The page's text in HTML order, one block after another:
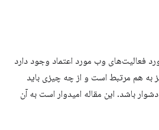
فعالیت‌های وب مورد اعتماد وجود دارد
به هم مرتبط است و از چه چیزی باید
باشد. این مقاله امیدوار است به آن